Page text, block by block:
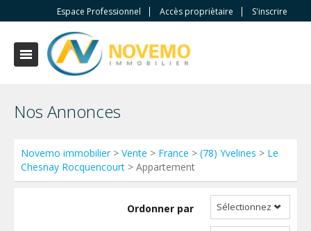
Espace Professionnel Accès propriètaire S'inscrire
Nos Annonces
Novemo immobilier> Vente > France > (78) Yvelines > Le
Chesnay Rocquencourt > Appartement
Ordonner par Sélectionnez